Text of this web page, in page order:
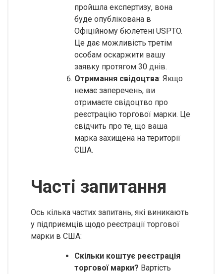
пройшла експертизу, вона
буде опублікована в
Офіційному бюлетені USPTO.
Це дає можливість третім
особам оскаржити вашу
заявку протягом 30 днів.
Отримання свідоцтва: Якщо
немає заперечень, ви
отримаєте свідоцтво про
реєстрацію торгової марки. Це
свідчить про те, що ваша
марка захищена на території
США.
Часті запитання
Ось кілька частих запитань, які виникають
у підприємців щодо реєстрації торгової
марки в США:
Скільки коштує реєстрація
торгової марки? Вартість